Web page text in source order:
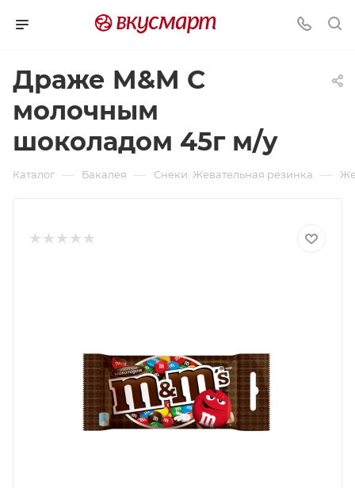
Драже M&M С
молочным
шоколадом 45г м/у
Каталог — Бакалея — Снеки. Жевательная резинка —